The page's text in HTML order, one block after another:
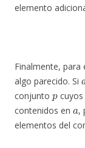
elemento
Finalmente, para
algo parecido. Si
conjunto
p
cuyos
contenidos en
a
,
elementos del